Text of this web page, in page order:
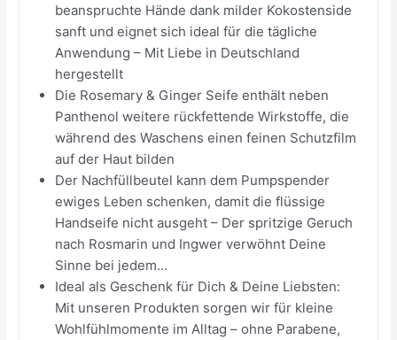
beanspruchte Hände dank milder Kokostenside
sanft und eignet sich ideal für die tägliche
Anwendung – Mit Liebe in Deutschland
hergestellt
Die Rosemary & Ginger Seife enthält neben
Panthenol weitere rückfettende Wirkstoffe, die
während des Waschens einen feinen Schutzfilm
auf der Haut bilden
Der Nachfüllbeutel kann dem Pumpspender
ewiges Leben schenken, damit die flüssige
Handseife nicht ausgeht – Der spritzige Geruch
nach Rosmarin und Ingwer verwöhnt Deine
Sinne bei jedem...
Ideal als Geschenk für Dich & Deine Liebsten:
Mit unseren Produkten sorgen wir für kleine
Wohlfühlmomente im Alltag – ohne Parabene,